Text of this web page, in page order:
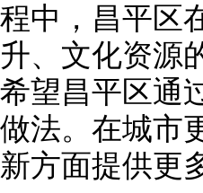
程中，昌平区
升、文化资源
希望昌平区通
做法。在城市
新方面提供更